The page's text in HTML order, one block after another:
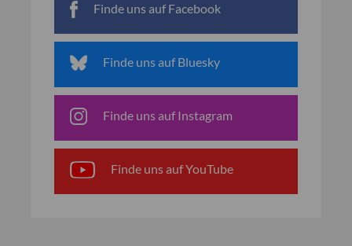
Finde uns auf Facebook
Finde uns auf Bluesky
Finde uns auf Instagram
Finde uns auf YouTube